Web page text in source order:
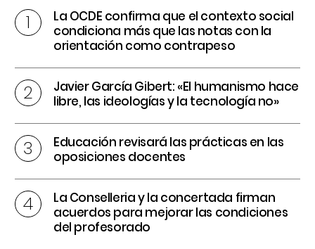
La OCDE confirma que el contexto social
condiciona más que las notas con la
orientación como contrapeso
Javier García Gibert: «El humanismo hace
libre, las ideologías y la tecnología no»
Educación revisará las prácticas en las
oposiciones docentes
La Conselleria y la concertada firman
acuerdos para mejorar las condiciones
del profesorado